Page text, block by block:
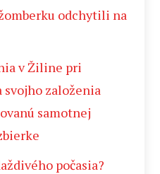
odchytili na
v Žiline pri
založenia
samotnej
počasia?